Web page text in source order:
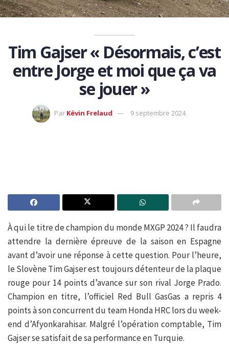
Tim Gajser « Désormais, c’est
entre Jorge et moi que ça va
se jouer »
Par Kévin Frelaud 9 septembre 2024
À qui le titre de champion du monde MXGP 2024 ? Il faudra
attendre la dernière épreuve de la saison en Espagne
avant d’avoir une réponse à cette question. Pour l’heure,
le Slovène Tim Gajser est toujours détenteur de la plaque
rouge pour 14 points d’avance sur son rival Jorge Prado.
Champion en titre, l’officiel Red Bull GasGas a repris 4
points à son concurrent du team Honda HRC lors du week-
end d’Afyonkarahisar. Malgré l’opération comptable, Tim
Gajser se satisfait de sa performance en Turquie.